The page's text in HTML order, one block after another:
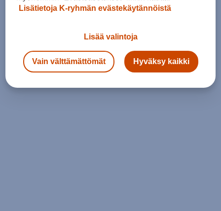
Lisätietoja K-ryhmän evästekäytännöistä
Lisää valintoja
Vain välttämättömät Hyväksy kaikki